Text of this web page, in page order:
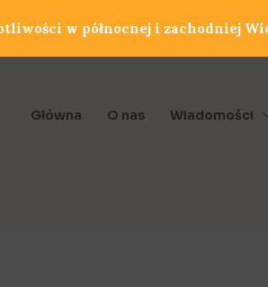
Główna O nas Wiadomości
w północnej i zachodniej